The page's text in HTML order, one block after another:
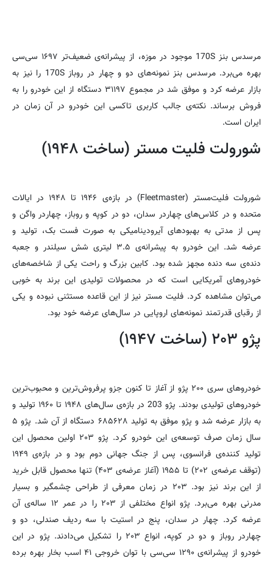
مرسدس بنز 170S موجود در موزه، از پیشرانه‌ی ضعیف‌تر ۱۶۹۷ سی‌سی
بهره می‌برد. مرسدس بنز نمونه‌های دو و چهار در روباز 170S را نیز به
بازار عرضه کرد و موفق شد در مجموع ۳۱۱۹۷ دستگاه از این خودرو را به
فروش برساند. نکته‌ی جالب کاربری تاکسی این خودرو در آن زمان در
ایران است.
شورولت فلیت مستر (ساخت ۱۹۴۸)
شورولت فلیت‌مستر (Fleetmaster) در بازه‌ی ۱۹۴۶ تا ۱۹۴۸ در ایالات
متحده و در کلاس‌های چهاردر سدان، دو در کوپه و روباز، چهاردر واگن و
پس از مدتی به بهبود‌های آیرودینامیکی به صورت فست بک، تولید و
عرضه شد. این خودرو به پیشرانه‌ی ۳.۵ لیتری شش سیلندر و جعبه
دنده‌ی سه دنده مجهز شده بود. کابین بزرگ و راحت یکی از شاخصه‌های
خودرو‌های آمریکایی است که در محصولات تولیدی این برند به خوبی
می‌توان مشاهده کرد. فلیت مستر نیز از این قاعده مستثنی نبوده و یکی
از رقبای قدرتمند نمونه‌های اروپایی در سال‌های عرضه خود بود.
پژو ۲۰۳ (ساخت ۱۹۴۷)
خودرو‌های سری ۲۰۰ پژو از آغاز تا کنون جزو پرفروش‌ترین و محبوب‌ترین
خودرو‌های تولیدی بودند. پژو 203 در بازه‌ی سال‌های ۱۹۴۸ تا ۱۹۶۰ تولید و
به بازار عرضه شد و پژو موفق به تولید ۶۸۵۶۲۸ دستگاه از آن شد. پژو ۵
سال زمان صرف توسعه‌ی این خودرو کرد. پژو ۲۰۳ اولین محصول این
تولید کننده‌ی فرانسوی، پس از جنگ جهانی دوم بود و در بازه‌ی ۱۹۴۹
(توقف عرضه‌ی ۲۰۲) تا ۱۹۵۵ (آغاز عرضه‌ی ۴۰۳) تنها محصول قابل خرید
از این برند نیز بود. ۲۰۳ در زمان معرفی از طراحی چشمگیر و بسیار
مدرنی بهره می‌برد. پژو انواع مختلفی از ۲۰۳ را در عمر ۱۲ ساله‌ی آن
عرضه کرد. چهار در سدان، پنج در استیت با سه ردیف صندلی، دو و
چهاردر روباز و دو در کوپه، انواع ۲۰۳ را تشکیل می‌دادند. پژو در این
خودرو از پیشرانه‌ی ۱۲۹۰ سی‌سی با توان خروجی ۴۱ اسب بخار بهره برده